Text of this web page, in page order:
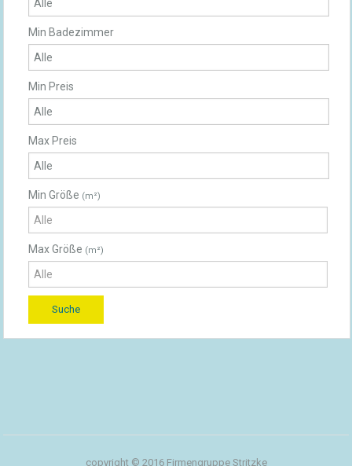
Min Badezimmer
Min Preis
Max Preis
Min Größe (m²)
Max Größe (m²)
copyright © 2016 Firmengruppe Stritzke